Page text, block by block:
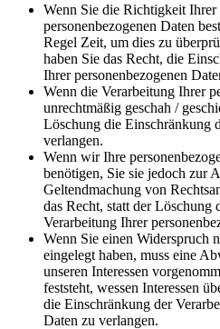
Wenn Sie die Richtigkeit Ihrer
personenbezogenen Daten
Regel Zeit, um dies zu
haben Sie das Recht, die
Ihrer personenbezogenen
Wenn die Verarbeitung Ihrer
unrechtmäßig geschah /
Löschung die Einschränkung
verlangen.
Wenn wir Ihre
benötigen, Sie sie jedoch zur
Geltendmachung von
das Recht, statt der Löschung
Verarbeitung Ihrer
Wenn Sie einen Widerspruch
eingelegt haben, muss eine
unseren Interessen
feststeht, wessen Interessen
die Einschränkung der
Daten zu verlangen.